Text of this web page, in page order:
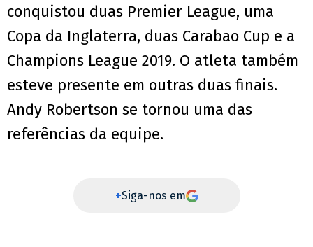
conquistou duas Premier League, uma
Copa da Inglaterra, duas Carabao Cup e a
Champions League 2019. O atleta também
esteve presente em outras duas finais.
Andy Robertson se tornou uma das
referências da equipe.
+Siga-nos em